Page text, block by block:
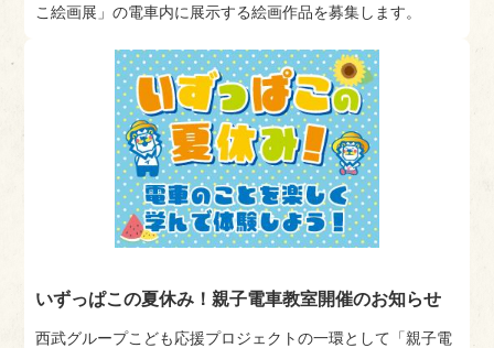
こ絵画展」の電車内に展示する絵画作品を募集します。
いずっぱこの夏休み！親子電車教室開催のお知らせ
西武グループこども応援プロジェクトの一環として「親子電